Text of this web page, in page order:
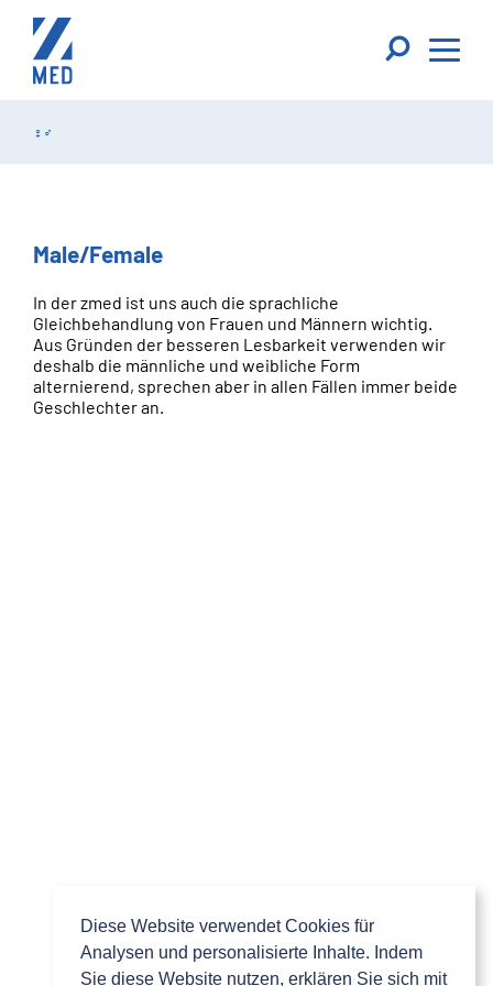
Diese Website verwendet Cookies für
Analysen und personalisierte Inhalte. Indem
Sie diese Website nutzen, erklären Sie sich mit
♀♂
Male/Female
In der zmed ist uns auch die sprachliche
Gleichbehandlung von Frauen und Männern wichtig.
Aus Gründen der besseren Lesbarkeit verwenden wir
deshalb die männliche und weibliche Form
alternierend, sprechen aber in allen Fällen immer beide
Geschlechter an.